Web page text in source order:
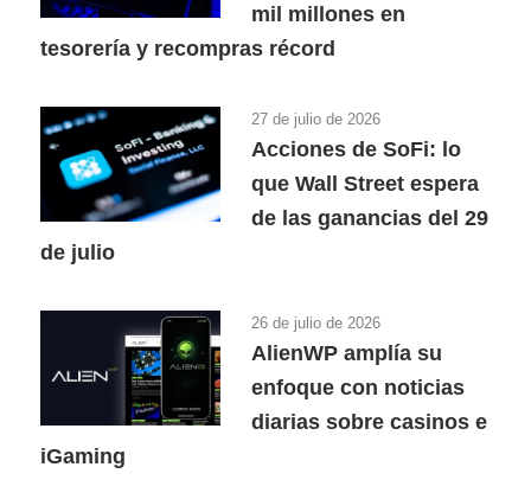
mil millones en
tesorería y recompras récord
27 de julio de 2026
Acciones de SoFi: lo
que Wall Street espera
de las ganancias del 29
de julio
26 de julio de 2026
AlienWP amplía su
enfoque con noticias
diarias sobre casinos e
iGaming